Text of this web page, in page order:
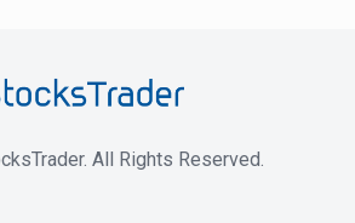
All Rights Reserved.